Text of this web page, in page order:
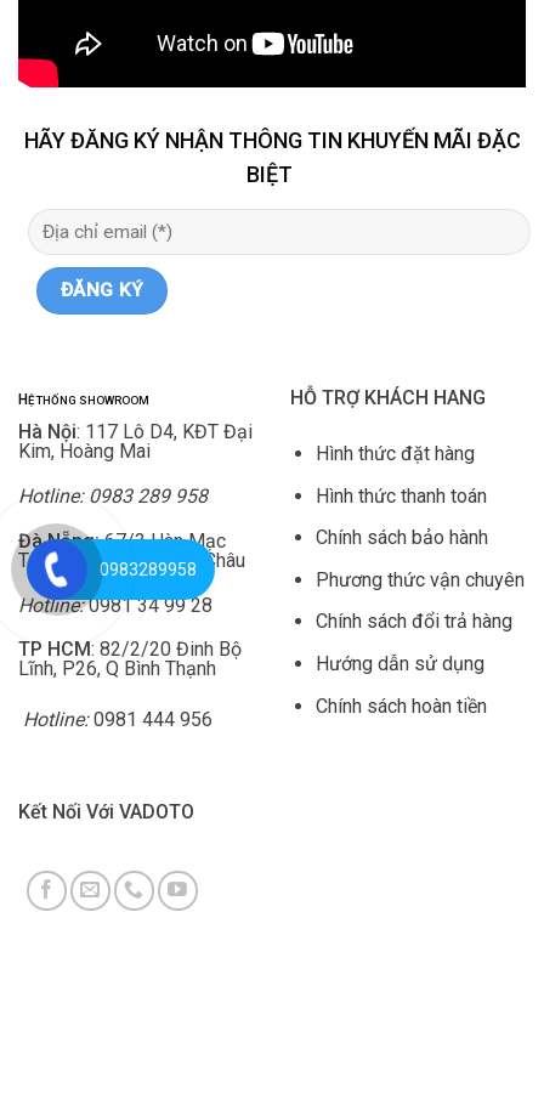
HÃY ĐĂNG KÝ NHẬN THÔNG TIN KHUYẾN MÃI ĐẶC
BIỆT
HỆ THỐNG SHOWROOM
Hà Nội: 117 Lô D4, KĐT Đại
Kim, Hoàng Mai
Hotline: 0983 289 958
Đà Nẵng:67/3 Hàn Mạc
Tử, Thuận Phước, Hải Châu
Hotline:0981 34 99 28
TP HCM: 82/2/20 Đinh Bộ
Lĩnh, P26, Q Bình Thạnh
Hotline:0981 444 956
HỖ TRỢ KHÁCH HANG
Hình thức đặt hàng
Hình thức thanh toán
Chính sách bảo hành
Phương thức vận chuyên
Chính sách đổi trả hàng
Hướng dẫn sử dụng
Chính sách hoàn tiền
Kết Nối Với VADOTO
0983289958